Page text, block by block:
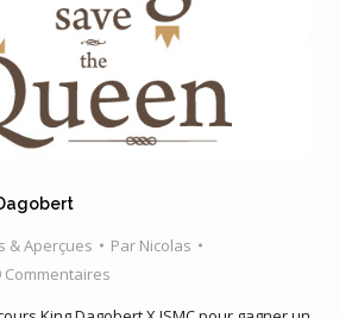
& Aperçues Par Nicolas
Commentaires